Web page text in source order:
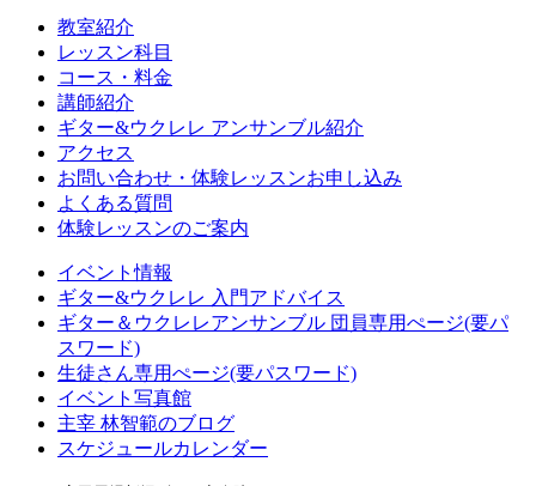
教室紹介
レッスン科目
コース・料金
講師紹介
ギター&ウクレレ アンサンブル紹介
アクセス
お問い合わせ・体験レッスンお申し込み
よくある質問
体験レッスンのご案内
イベント情報
ギター&ウクレレ 入門アドバイス
ギター＆ウクレレアンサンブル 団員専用ぺージ(要パ
スワード)
生徒さん専用ぺージ(要パスワード)
イベント写真館
主宰 林智範のブログ
スケジュールカレンダー